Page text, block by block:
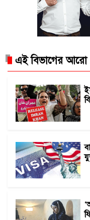
এই বিভাগের